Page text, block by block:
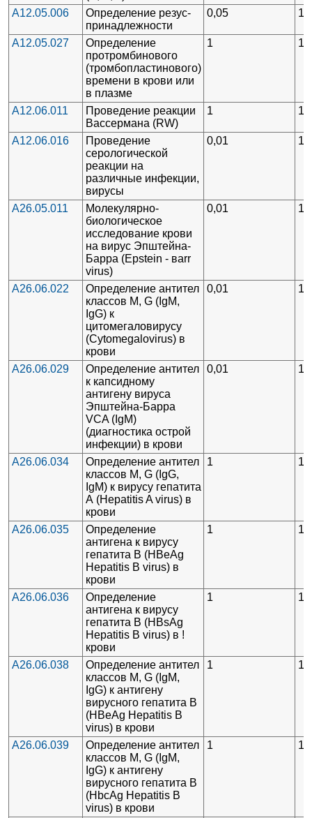
A12.05.006
Определение резус-
принадлежности
0,05 1
A12.05.027
Определение
протромбинового
(тромбопластинового)
времени в крови или
в плазме
1 1
A12.06.011
Проведение реакции
Вассермана (RW)
1 1
A12.06.016
Проведение
серологической
реакции на
различные инфекции,
вирусы
0,01 1
A26.05.011
Молекулярно-
биологическое
исследование крови
на вирус Эпштейна-
Барра (Epstein - вarr
virus)
0,01 1
A26.06.022
Определение антител
классов М, G (IgM,
IgG) к
цитомегаловирусу
(Cytomegalovirus) в
крови
0,01 1
A26.06.029
Определение антител
к капсидному
антигену вируса
Эпштейна-Барра
VCA (IgM)
(диагностика острой
инфекции) в крови
0,01 1
A26.06.034
Определение антител
классов М, G (IgG,
IgM) к вирусу гепатита
А (Hepatitis A virus) в
крови
1 1
A26.06.035
Определение
антигена к вирусу
гепатита В (HBeAg
Hepatitis В virus) в
крови
1 1
A26.06.036
Определение
антигена к вирусу
гепатита В (HBsAg
Hepatitis В virus) в !
крови
1 1
A26.06.038
Определение антител
классов М, G (IgM,
IgG) к антигену
вирусного гепатита В
(HBeAg Hepatitis В
virus) в крови
1 1
A26.06.039
Определение антител
классов М, G (IgM,
IgG) к антигену
вирусного гепатита В
(HbcAg Hepatitis В
virus) в крови
1 1